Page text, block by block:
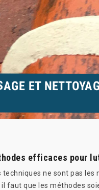
ET
efficaces pour
ne sont pas
faut que les méthodes